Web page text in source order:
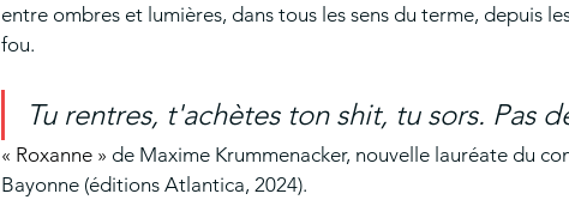
entre ombres et lumières, dans tous les sens du terme, depuis
fou.
Tu rentres, t'achètes ton shit, tu sors. Pas
« Roxanne » de Maxime Krummenacker, nouvelle lauréate du
Bayonne (éditions Atlantica, 2024).